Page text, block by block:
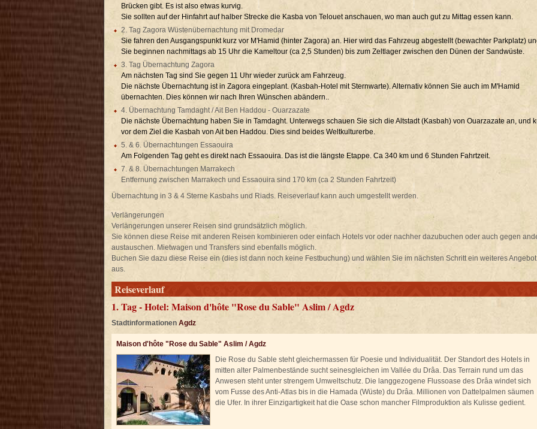
Brücken gibt. Es ist also etwas kurvig.
Sie sollten auf der Hinfahrt auf halber Strecke die Kasba von Telouet anschauen, wo man auch gut zu Mittag essen kann.
2. Tag Zagora Wüstenübernachtung mit Dromedar
Sie fahren den Ausgangspunkt kurz vor M'Hamid (hinter Zagora) an. Hier wird das Fahrzeug abgestellt (bewachter Parkplatz)
Sie beginnen nachmittags ab 15 Uhr die Kameltour (ca 2,5 Stunden) bis zum Zeltlager zwischen den Dünen der Sandwüste.
3. Tag Übernachtung Zagora
Am nächsten Tag sind Sie gegen 11 Uhr wieder zurück am Fahrzeug.
Die nächste Übernachtung ist in Zagora eingeplant. (Kasbah-Hotel mit Sternwarte). Alternativ können Sie auch im M'Hamid
übernachten. Dies können wir nach Ihren Wünschen abändern..
4. Übernachtung Tamdaght / Ait Ben Haddou - Ouarzazate
Die nächste Übernachtung haben Sie in Tamdaght. Unterwegs schauen Sie sich die Altstadt (Kasbah) von Ouarzazate an, und
vor dem Ziel die Kasbah von Ait ben Haddou. Dies sind beides Weltkulturerbe.
5. & 6. Übernachtungen Essaouira
Am Folgenden Tag geht es direkt nach Essaouira. Das ist die längste Etappe. Ca 340 km und 6 Stunden Fahrtzeit.
7. & 8. Übernachtungen Marrakech
Entfernung zwischen Marrakech und Essaouira sind 170 km (ca 2 Stunden Fahrtzeit)
Übernachtung in 3 & 4 Sterne Kasbahs und Riads. Reiseverlauf kann auch umgestellt werden.
Verlängerungen
Verlängerungen unserer Reisen sind grundsätzlich möglich.
Sie können diese Reise mit anderen Reisen kombinieren oder einfach Hotels vor oder nachher dazubuchen oder auch gegen
austauschen. Mietwagen und Transfers sind ebenfalls möglich.
Buchen Sie dazu diese Reise ein (dies ist dann noch keine Festbuchung) und wählen Sie im nächsten Schritt ein weiteres Angebot
aus.
Reiseverlauf
1. Tag - Hotel: Maison d'hôte "Rose du Sable" Aslim / Agdz
Stadtinformationen Agdz
Maison d'hôte "Rose du Sable" Aslim / Agdz
Die Rose du Sable steht gleichermassen für Poesie und Individualität. Der Standort des Hotels in
mitten alter Palmenbestände sucht seinesgleichen im Vallée du Drâa. Das Terrain rund um das
Anwesen steht unter strengem Umweltschutz. Die langgezogene Flussoase des Drâa windet sich
vom Fusse des Anti-Atlas bis in die Hamada (Wüste) du Drâa. Millionen von Dattelpalmen säumen
die Ufer. In ihrer Einzigartigkeit hat die Oase schon mancher Filmproduktion als Kulisse gedient.